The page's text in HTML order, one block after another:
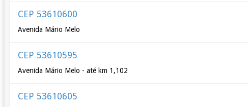
CEP 53610600
Avenida Mário Melo
CEP 53610595
Avenida Mário Melo - até km 1,102
CEP 53610605